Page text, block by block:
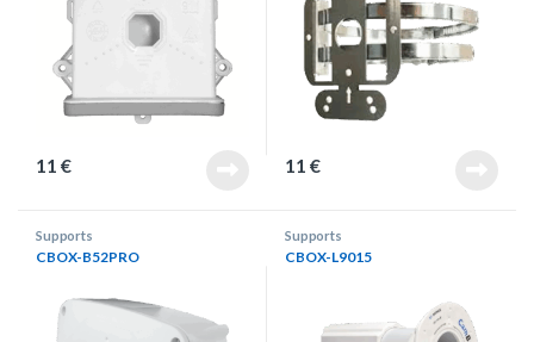
11 € 11 €
Supports
CBOX-B52PRO
Supports
CBOX-L9015